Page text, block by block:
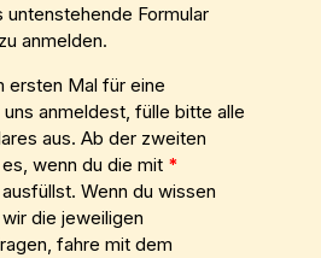
untenstehende Formular
anmelden.
ersten Mal für eine
anmeldest, fülle bitte alle
aus. Ab der zweiten
wenn du die mit *
Wenn du wissen
die jeweiligen
fahre mit dem